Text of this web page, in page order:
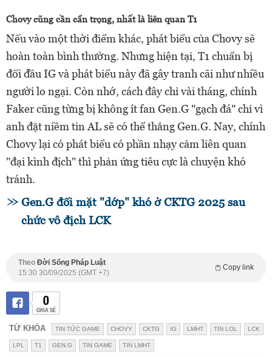
Chovy cũng cần cẩn trọng, nhất là liên quan T1
Nếu vào một thời điểm khác, phát biểu của Chovy sẽ
hoàn toàn bình thường. Nhưng hiện tại, T1 chuẩn bị
đối đầu IG và phát biểu này đã gây tranh cãi như nhiều
người lo ngại. Còn nhớ, cách đây chỉ vài tháng, chính
Faker cũng từng bị không ít fan Gen.G "gạch đá" chỉ vì
anh đặt niềm tin AL sẽ có thể thắng Gen.G. Nay, chính
Chovy lại có phát biểu có phần nhạy cảm liên quan
"đại kình địch" thì phản ứng tiêu cực là chuyện khó
tránh.
Gen.G đối mặt "dớp" khó ở CKTG 2025 sau
chức vô địch LCK
Theo Đời Sống Pháp Luật
Copy link
15:30 30/09/2025 (GMT +7)
0
CHIA SẺ
TỪ KHÓA TIN TỨC GAME CHOVY CKTG IG LMHT TIN LOL LCK
LPL T1 GEN.G TIN GAME TIN LMHT